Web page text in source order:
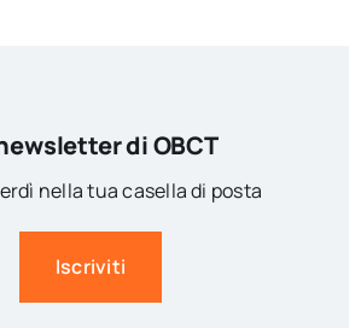
di OBCT
nella tua casella di posta
Iscriviti